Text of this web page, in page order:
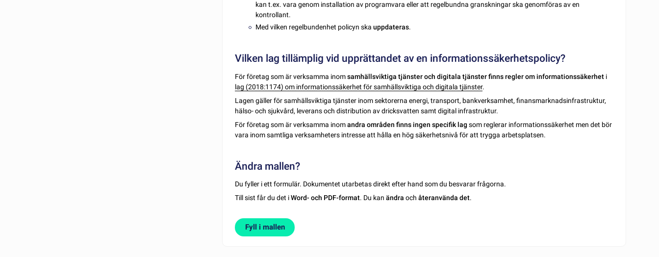
kan t.ex. vara genom installation av programvara eller att regelbundna granskningar ska genomföras av en
kontrollant.
Med vilken regelbundenhet policyn skauppdateras.
Vilken lag tillämplig vid upprättandet av en informationssäkerhetspolicy?
För företag som är verksamma inomsamhällsviktiga tjänster och digitala tjänster finns regler om informationssäkerhet i
lag (2018:1174) om informationssäkerhet för samhällsviktiga och digitala tjänster.
Lagen gäller för samhällsviktiga tjänster inom sektorerna energi, transport, bankverksamhet, finansmarknadsinfrastruktur,
hälso- och sjukvård, leverans och distribution av dricksvatten samt digital infrastruktur.
För företag som är verksamma inomandra områden finns ingen specifik lag som reglerar informationssäkerhet men det bör
vara inom samtliga verksamheters intresse att hålla en hög säkerhetsnivå för att trygga arbetsplatsen.
Ändra mallen?
Du fyller i ett formulär. Dokumentet utarbetas direkt efter hand som du besvarar frågorna.
Till sist får du det iWord- och PDF-format. Du kanändra ochåteranvända det.
Fyll i mallen